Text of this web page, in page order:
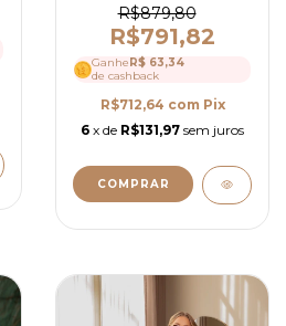
e Saia Mídi - Ref 4252
R$879,80
R$791,82
GanheR$ 63,34
de cashback
R$712,64 com Pix
6 x de R$131,97 sem juros
COMPRAR